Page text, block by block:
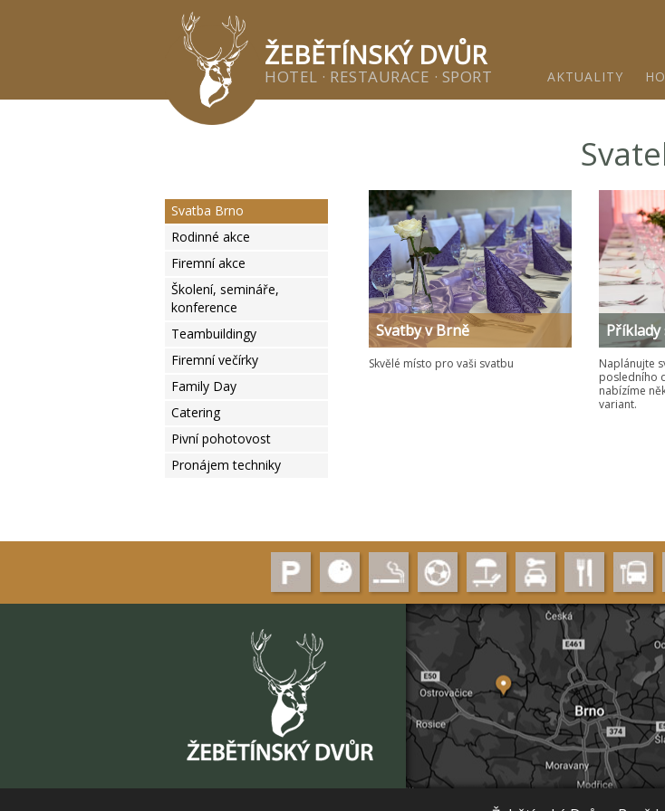
Svatba Brno
Rodinné akce
Firemní akce
Školení, semináře,
konference
Teambuildingy
Firemní večírky
Family Day
Catering
Pivní pohotovost
Pronájem techniky
Svatby v Brně
Skvělé místo pro vaši svatbu
Příklady
Naplánujte
posledního
nabízíme
variant.
ŽEBĚTÍNSKÝ DVŮR
HOTEL · RESTAURACE · SPORT AKTUALITY